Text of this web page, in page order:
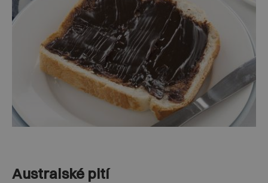
Australské pití